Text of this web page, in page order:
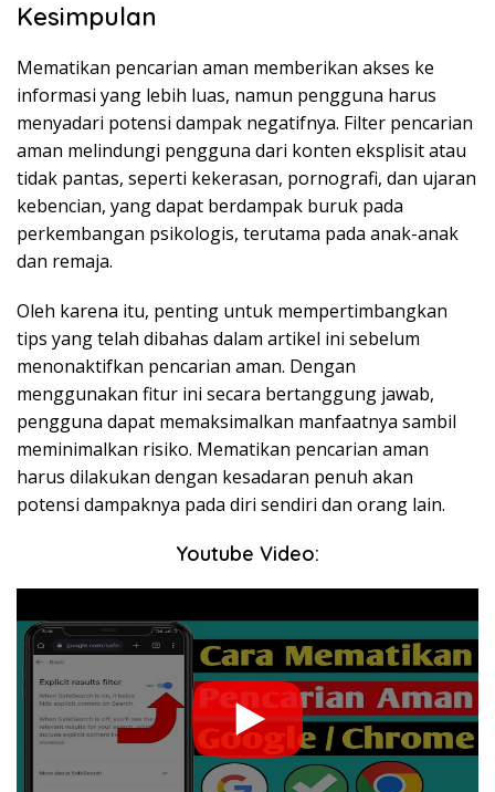
Kesimpulan
Mematikan pencarian aman memberikan akses ke
informasi yang lebih luas, namun pengguna harus
menyadari potensi dampak negatifnya. Filter pencarian
aman melindungi pengguna dari konten eksplisit atau
tidak pantas, seperti kekerasan, pornografi, dan ujaran
kebencian, yang dapat berdampak buruk pada
perkembangan psikologis, terutama pada anak-anak
dan remaja.
Oleh karena itu, penting untuk mempertimbangkan
tips yang telah dibahas dalam artikel ini sebelum
menonaktifkan pencarian aman. Dengan
menggunakan fitur ini secara bertanggung jawab,
pengguna dapat memaksimalkan manfaatnya sambil
meminimalkan risiko. Mematikan pencarian aman
harus dilakukan dengan kesadaran penuh akan
potensi dampaknya pada diri sendiri dan orang lain.
Youtube Video: